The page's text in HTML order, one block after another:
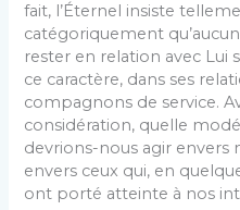
fait, l’Éternel insiste
catégoriquement
rester en relation avec Lui
ce caractère, dans ses
compagnons de service.
considération, quelle
devrions-nous agir envers
envers ceux qui, en
ont porté atteinte à nos